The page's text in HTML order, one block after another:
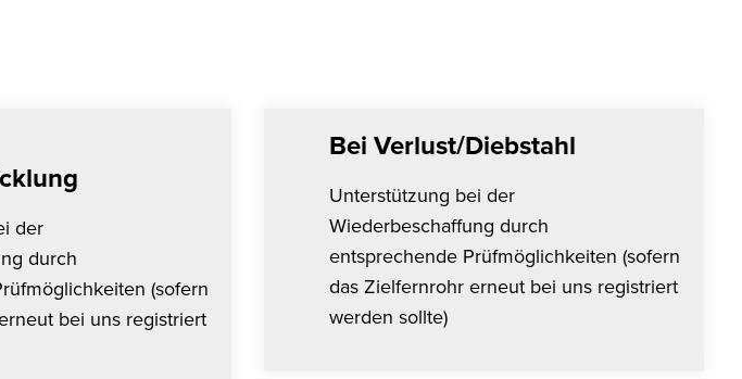
der
durch
(sofern
bei uns registriert
Bei Verlust/Diebstahl
Unterstützung bei der
Wiederbeschaffung durch
entsprechende Prüfmöglichkeiten (sofern
das Zielfernrohr erneut bei uns registriert
werden sollte)